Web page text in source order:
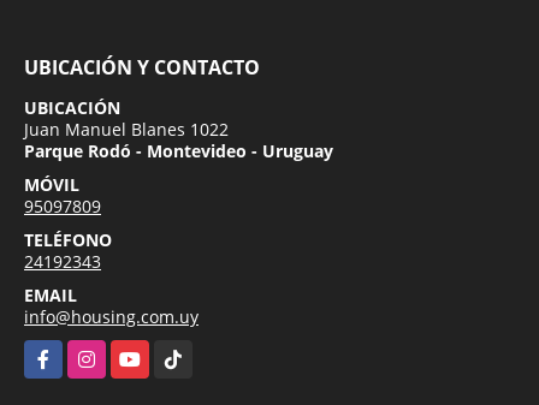
UBICACIÓN Y CONTACTO
UBICACIÓN
Juan Manuel Blanes 1022
Parque Rodó - Montevideo - Uruguay
MÓVIL
95097809
TELÉFONO
24192343
EMAIL
info@housing.com.uy
FacebookInstagramYouTubeTikTok